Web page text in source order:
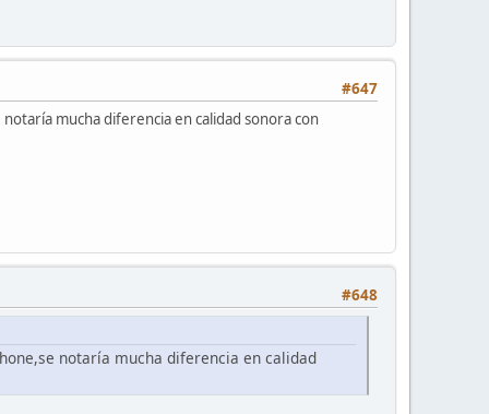
#647
mucha diferencia en calidad sonora con
#648
notaría mucha diferencia en calidad